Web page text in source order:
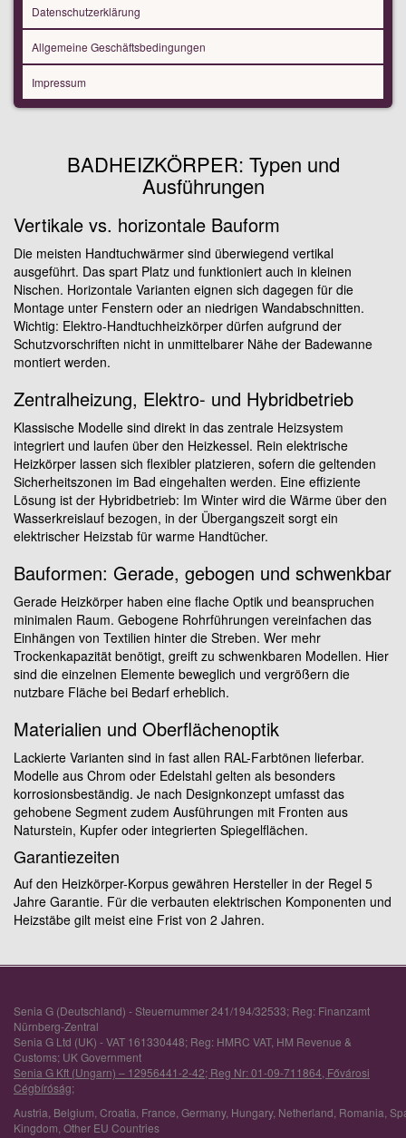
Datenschutzerklärung
Allgemeine Geschäftsbedingungen
Impressum
BADHEIZKÖRPER: Typen und
Ausführungen
Vertikale vs. horizontale Bauform
Die meisten Handtuchwärmer sind überwiegend vertikal
ausgeführt. Das spart Platz und funktioniert auch in kleinen
Nischen. Horizontale Varianten eignen sich dagegen für die
Montage unter Fenstern oder an niedrigen Wandabschnitten.
Wichtig: Elektro-Handtuchheizkörper dürfen aufgrund der
Schutzvorschriften nicht in unmittelbarer Nähe der Badewanne
montiert werden.
Zentralheizung, Elektro- und Hybridbetrieb
Klassische Modelle sind direkt in das zentrale Heizsystem
integriert und laufen über den Heizkessel. Rein elektrische
Heizkörper lassen sich flexibler platzieren, sofern die geltenden
Sicherheitszonen im Bad eingehalten werden. Eine effiziente
Lösung ist der Hybridbetrieb: Im Winter wird die Wärme über den
Wasserkreislauf bezogen, in der Übergangszeit sorgt ein
elektrischer Heizstab für warme Handtücher.
Bauformen: Gerade, gebogen und schwenkbar
Gerade Heizkörper haben eine flache Optik und beanspruchen
minimalen Raum. Gebogene Rohrführungen vereinfachen das
Einhängen von Textilien hinter die Streben. Wer mehr
Trockenkapazität benötigt, greift zu schwenkbaren Modellen. Hier
sind die einzelnen Elemente beweglich und vergrößern die
nutzbare Fläche bei Bedarf erheblich.
Materialien und Oberflächenoptik
Lackierte Varianten sind in fast allen RAL-Farbtönen lieferbar.
Modelle aus Chrom oder Edelstahl gelten als besonders
korrosionsbeständig. Je nach Designkonzept umfasst das
gehobene Segment zudem Ausführungen mit Fronten aus
Naturstein, Kupfer oder integrierten Spiegelflächen.
Garantiezeiten
Auf den Heizkörper-Korpus gewähren Hersteller in der Regel 5
Jahre Garantie. Für die verbauten elektrischen Komponenten und
Heizstäbe gilt meist eine Frist von 2 Jahren.
Senia G (Deutschland) - Steuernummer 241/194/32533; Reg: Finanzamt
Nürnberg-Zentral
Senia G Ltd (UK) - VAT 161330448; Reg: HMRC VAT, HM Revenue &
Customs; UK Government
Senia G Kft (Ungarn) – 12956441-2-42; Reg Nr: 01-09-711864, Fővárosi
Cégbíróság;
Austria Belgium Croatia France Germany, Hungary, Netherland Romania
Kingdom Other EU Countries